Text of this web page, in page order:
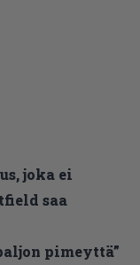
joka ei
saa
pimeyttä”